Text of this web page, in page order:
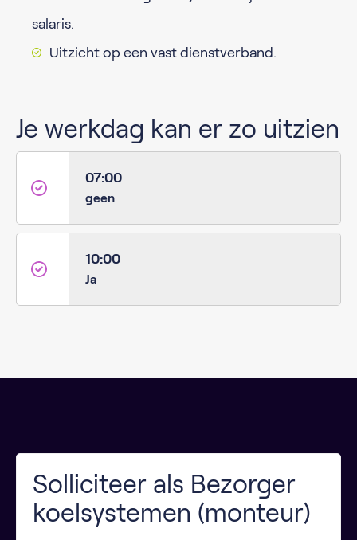
salaris.
Uitzicht op een vast dienstverband.
Je werkdag kan er zo uitzien
07:00
geen
10:00
Ja
Solliciteer als Bezorger
koelsystemen (monteur)